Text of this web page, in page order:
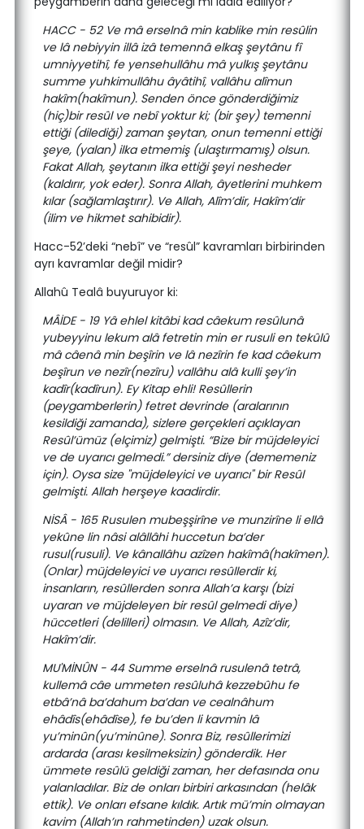
HACC - 52 Ve mâ erselnâ min kablike min resûlin
ve lâ nebiyyin illâ izâ temennâ elkaş şeytânu fî
umniyyetihî, fe yensehullâhu mâ yulkış şeytânu
summe yuhkimullâhu âyâtihî, vallâhu alîmun
hakîm(hakîmun). Senden önce gönderdiğimiz
(hiç)bir resûl ve nebî yoktur ki; (bir şey) temenni
ettiği (dilediği) zaman şeytan, onun temenni ettiği
şeye, (yalan) ilka etmemiş (ulaştırmamış) olsun.
Fakat Allah, şeytanın ilka ettiği şeyi nesheder
(kaldırır, yok eder). Sonra Allah, âyetlerini muhkem
kılar (sağlamlaştırır). Ve Allah, Alîm’dir, Hakîm’dir
(ilim ve hikmet sahibidir).
Hacc-52’deki “nebî” ve “resûl” kavramları birbirinden
ayrı kavramlar değil midir?
Allahû Tealâ buyuruyor ki:
MÂİDE - 19 Yâ ehlel kitâbi kad câekum resûlunâ
yubeyyinu lekum alâ fetretin min er rusuli en tekûlû
mâ câenâ min beşîrin ve lâ nezîrin fe kad câekum
beşîrun ve nezîr(nezîru) vallâhu alâ kulli şey’in
kadîr(kadîrun). Ey Kitap ehli! Resûllerin
(peygamberlerin) fetret devrinde (aralarının
kesildiği zamanda), sizlere gerçekleri açıklayan
Resûl’ümüz (elçimiz) gelmişti. “Bize bir müjdeleyici
ve de uyarıcı gelmedi.” dersiniz diye (dememeniz
için). Oysa size "müjdeleyici ve uyarıcı" bir Resûl
gelmişti. Allah herşeye kaadirdir.
NİSÂ - 165 Rusulen mubeşşirîne ve munzirîne li ellâ
yekûne lin nâsi alâllâhi huccetun ba’der
rusul(rusuli). Ve kânallâhu azîzen hakîmâ(hakîmen).
(Onlar) müjdeleyici ve uyarıcı resûllerdir ki,
insanların, resûllerden sonra Allah’a karşı (bizi
uyaran ve müjdeleyen bir resûl gelmedi diye)
hüccetleri (delilleri) olmasın. Ve Allah, Azîz’dir,
Hakîm’dir.
MU'MİNÛN - 44 Summe erselnâ rusulenâ tetrâ,
kullemâ câe ummeten resûluhâ kezzebûhu fe
etbâ’nâ ba’dahum ba’dan ve cealnâhum
ehâdîs(ehâdîse), fe bu’den li kavmin lâ
yu’minûn(yu’minûne). Sonra Biz, resûllerimizi
ardarda (arası kesilmeksizin) gönderdik. Her
ümmete resûlü geldiği zaman, her defasında onu
yalanladılar. Biz de onları birbiri arkasından (helâk
ettik). Ve onları efsane kıldık. Artık mü’min olmayan
kavim (Allah’ın rahmetinden) uzak olsun.